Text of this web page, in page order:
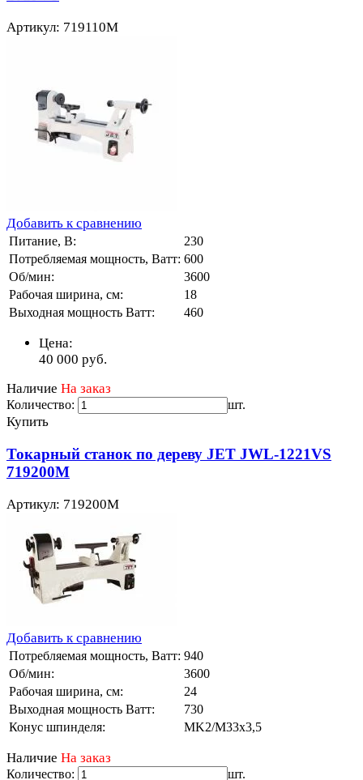
Артикул: 719110M
Добавить к сравнению
Питание, В:
230
Потребляемая мощность, Ватт: 600
Об/мин:
3600
Рабочая ширина, см:
18
Выходная мощность Ватт:
460
Цена:
40 000 руб.
Наличие На заказ
Количество: шт.
Купить
Токарный станок по дереву JET JWL-1221VS
719200M
Артикул: 719200M
Добавить к сравнению
Потребляемая мощность, Ватт: 940
Об/мин:
3600
Рабочая ширина, см:
24
Выходная мощность Ватт:
730
Конус шпинделя:
MK2/M33x3,5
Наличие На заказ
Количество: шт.